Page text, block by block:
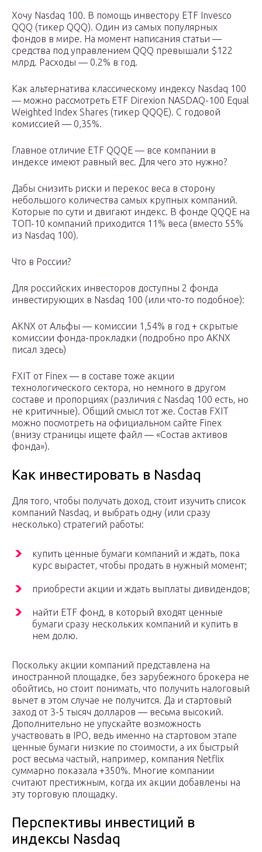
Хочу Nasdaq 100. В помощь инвестору ETF Invesco
QQQ (тикер QQQ). Один из самых популярных
фондов в мире. На момент написания статьи —
средства под управлением QQQ превышали $122
млрд. Расходы — 0.2% в год.
Как альтернатива классическому индексу Nasdaq 100
— можно рассмотреть ETF Direxion NASDAQ-100 Equal
Weighted Index Shares (тикер QQQE). С годовой
комиссией — 0,35%.
Главное отличие ETF QQQE — все компании в
индексе имеют равный вес. Для чего это нужно?
Дабы снизить риски и перекос веса в сторону
небольшого количества самых крупных компаний.
Которые по сути и двигают индекс. В фонде QQQE на
ТОП-10 компаний приходится 11% веса (вместо 55%
из Nasdaq 100).
Что в России?
Для российских инвесторов доступны 2 фонда
инвестирующих в Nasdaq 100 (или что-то подобное):
AKNX от Альфы — комиссии 1,54% в год + скрытые
комиссии фонда-прокладки (подробно про AKNX
писал здесь)
FXIT от Finex — в составе тоже акции
технологического сектора, но немного в другом
составе и пропорциях (различия с Nasdaq 100 есть, но
не критичные). Общий смысл тот же. Состав FXIT
можно посмотреть на официальном сайте Finex
(внизу страницы ищете файл — «Состав активов
фонда»).
Как инвестировать в Nasdaq
Для того, чтобы получать доход, стоит изучить список
компаний Nasdaq, и выбрать одну (или сразу
несколько) стратегий работы:
купить ценные бумаги компаний и ждать, пока
курс вырастет, чтобы продать в нужный момент;
приобрести акции и ждать выплаты дивидендов;
найти ETF фонд, в который входят ценные
бумаги сразу нескольких компаний и купить в
нем долю.
Поскольку акции компаний представлена на
иностранной площадке, без зарубежного брокера не
обойтись, но стоит понимать, что получить налоговый
вычет в этом случае не получится. Да и стартовый
заход от 3-5 тысяч долларов — весьма высокий.
Дополнительно не упускайте возможность
участвовать в IPO, ведь именно на стартовом этапе
ценные бумаги низкие по стоимости, а их быстрый
рост весьма частый, например, компания Netflix
суммарно показала +350%. Многие компании
считают престижным, когда их акции добавлены на
эту торговую площадку.
Перспективы инвестиций в
индексы Nasdaq